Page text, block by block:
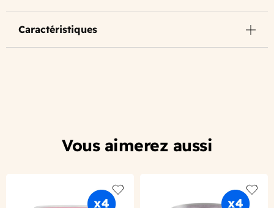
Caractéristiques
Vous aimerez aussi
Add to wishlist Add